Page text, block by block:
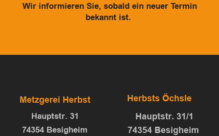
Wir informieren Sie, sobald ein neuer Termin
bekannt ist.
Metzgerei Herbst
Hauptstr. 31
74354 Besigheim
Herbsts Öchsle
Hauptstr. 31/1
74354 Besigheim